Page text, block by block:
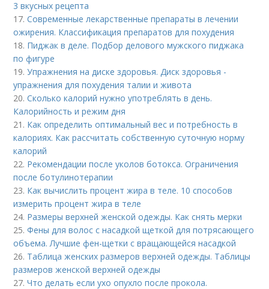
3 вкусных рецепта
17.Современные лекарственные препараты в лечении
ожирения. Классификация препаратов для похудения
18. Пиджак в деле. Подбор делового мужского пиджака
по фигуре
19.Упражнения на диске здоровья. Диск здоровья -
упражнения для похудения талии и живота
20.Сколько калорий нужно употреблять в день.
Калорийность и режим дня
21. Как определить оптимальный вес и потребность в
калориях. Как рассчитать собственную суточную норму
калорий
22. Рекомендации после уколов ботокса. Ограничения
после ботулинотерапии
23. Как вычислить процент жира в теле. 10 способов
измерить процент жира в теле
24. Размеры верхней женской одежды. Как снять мерки
25.Фены для волос с насадкой щеткой для потрясающего
объема. Лучшие фен-щетки с вращающейся насадкой
26. Таблица женских размеров верхней одежды. Таблицы
размеров женской верхней одежды
27.Что делать если ухо опухло после прокола.